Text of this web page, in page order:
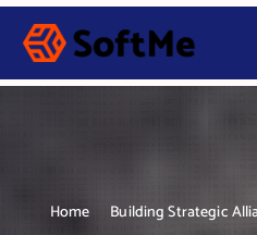
S
p
Home Building Strategic